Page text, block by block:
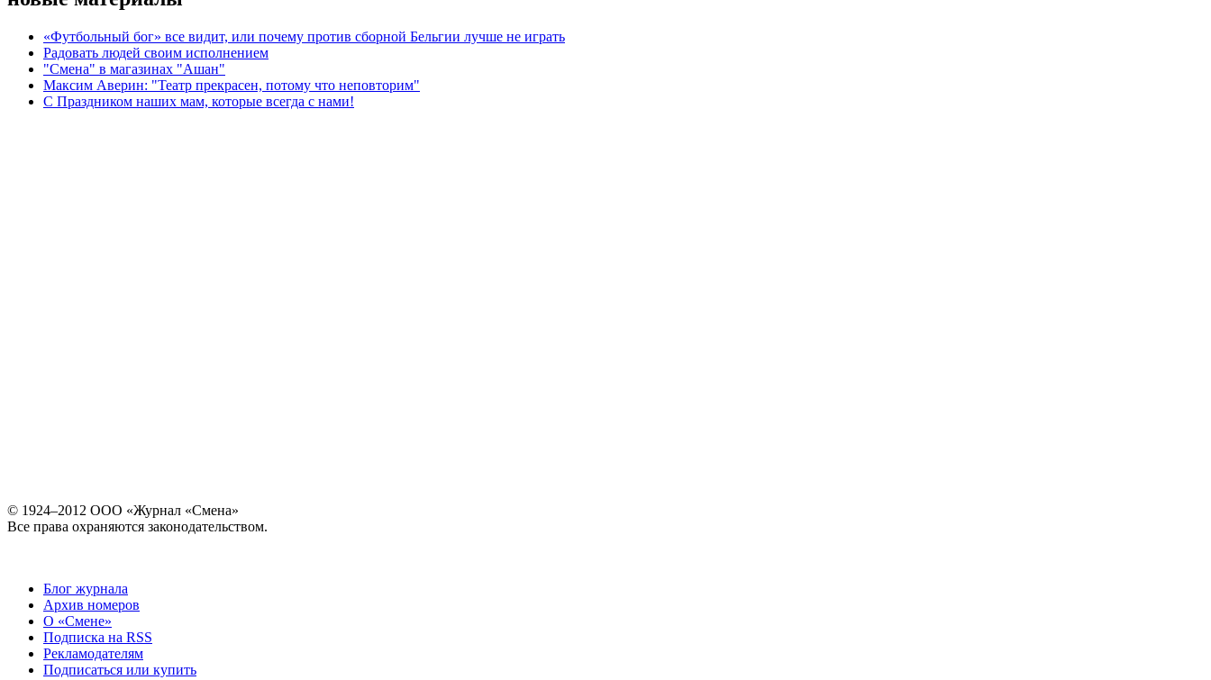
«Футбольный бог» все видит, или почему против сборной Бельгии лучше не играть
Радовать людей своим исполнением
"Смена" в магазинах "Ашан"
Максим Аверин: "Театр прекрасен, потому что неповторим"
С Праздником наших мам, которые всегда с нами!
© 1924–2012 ООО «Журнал «Смена»
Все права охраняются законодательством.
Блог журнала
Архив номеров
О «Смене»
Подписка на RSS
Рекламодателям
Подписаться или купить